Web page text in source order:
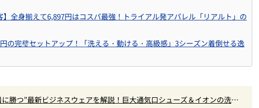
全身揃えて6,897円はコスパ最強！トライアル発アパレル「リアルト」の
完璧セットアップ！「洗える・動ける・高級感」3シーズン着倒せる逸
勝つ”最新ビジネスウェアを解説！巨大通気口シューズ＆イオンの洗え